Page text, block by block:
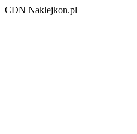
CDN Naklejkon.pl